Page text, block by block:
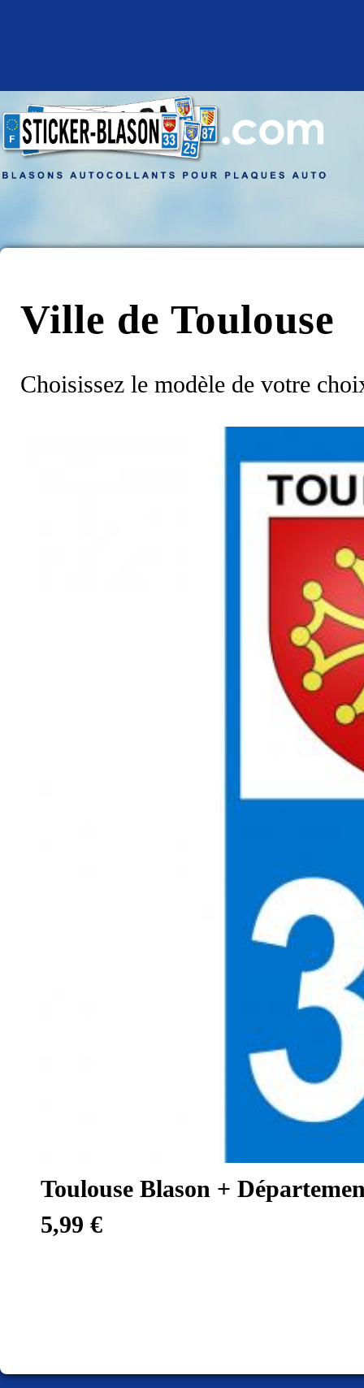
Ville de Toulouse
Choisissez le modèle de votre
Toulouse Blason +
5,99 €